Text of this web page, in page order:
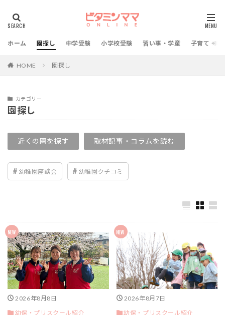
ホーム 園探し 中学受験 小学校受験 習い事・学童 子育て・教
HOME 園探し
カテゴリー
園探し
近くの園を探す 取材記事・コラムを読む
幼稚園座談会 幼稚園クチコミ
2026年8月8日
幼保・プリスクール紹介
2026年8月7日
幼保・プリスクール紹介